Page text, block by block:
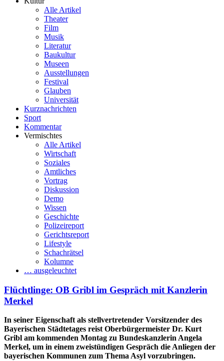
Alle Artikel
Theater
Film
Musik
Literatur
Baukultur
Museen
Ausstellungen
Festival
Glauben
Universität
Kurznachrichten
Sport
Kommentar
Vermischtes
Alle Artikel
Wirtschaft
Soziales
Amtliches
Vortrag
Diskussion
Demo
Wissen
Geschichte
Polizeireport
Gerichtsreport
Lifestyle
Schachrätsel
Kolumne
… ausgeleuchtet
Flüchtlinge: OB Gribl im Gespräch mit Kanzlerin
Merkel
In seiner Eigenschaft als stellvertretender Vorsitzender des
Bayerischen Städtetages reist Oberbürgermeister Dr. Kurt
Gribl am kommenden Montag zu Bundeskanzlerin Angela
Merkel, um in einem zweistündigen Gespräch die Anliegen der
bayerischen Kommunen zum Thema Asyl vorzubringen.